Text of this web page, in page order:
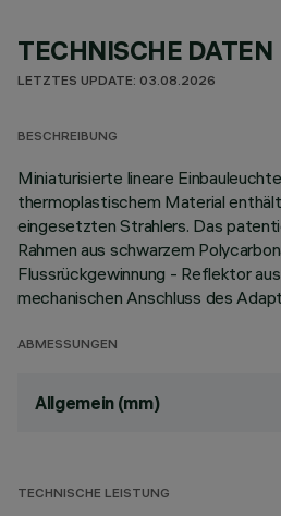
TECHNISCHE DATEN
LETZTES UPDATE: 03.08.2026
BESCHREIBUNG
Miniaturisierte lineare
thermoplastischem Material
eingesetzten Strahlers. Das
Rahmen aus schwarzem
Flussrückgewinnung - Reflektor
mechanischen Anschluss des
ABMESSUNGEN
Allgemein (mm)
TECHNISCHE LEISTUNG